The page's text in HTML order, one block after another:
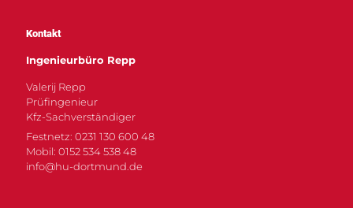
Kontakt
Ingenieurbüro Repp
Valerij Repp
Prüfingenieur
Kfz-Sachverständiger
Festnetz: 0231 130 600 48
Mobil: 0152 534 538 48
info@hu-dortmund.de